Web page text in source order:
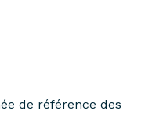
de référence des